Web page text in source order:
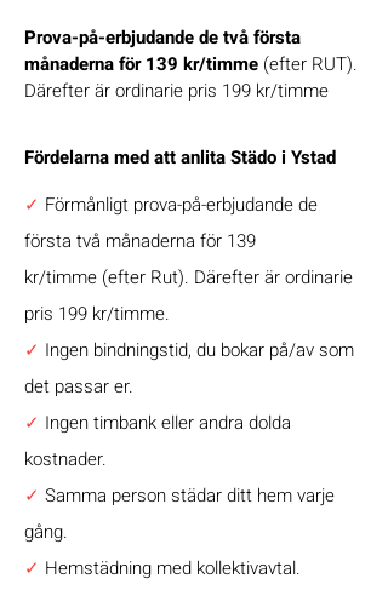
Prova-på-erbjudande de två första
månaderna för 139 kr/timme (efter RUT).
Därefter är ordinarie pris 199 kr/timme
Fördelarna med att anlita Städo i Ystad
✓ Förmånligt prova-på-erbjudande de
första två månaderna för 139
kr/timme (efter Rut). Därefter är ordinarie
pris 199 kr/timme.
✓ Ingen bindningstid, du bokar på/av som
det passar er.
✓ Ingen timbank eller andra dolda
kostnader.
✓ Samma person städar ditt hem varje
gång.
✓ Hemstädning med kollektivavtal.